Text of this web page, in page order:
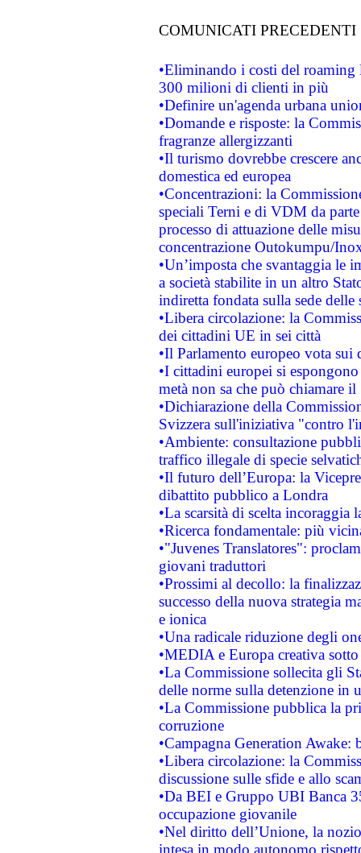
COMUNICATI PRECEDENTI
•Eliminando i costi del roaming
300 milioni di clienti in più
•Definire un'agenda urbana
•Domande e risposte: la
fragranze allergizzanti
•Il turismo dovrebbe crescere
domestica ed europea
•Concentrazioni: la
speciali Terni e di VDM da
processo di attuazione delle
concentrazione Outokumpu/
•Un’imposta che svantaggia le
a società stabilite in un altro
indiretta fondata sulla sede delle
•Libera circolazione: la
dei cittadini UE in sei città
•Il Parlamento europeo vota sui
•I cittadini europei si
metà non sa che può chiamare
•Dichiarazione della
Svizzera sull'iniziativa "contro
•Ambiente: consultazione
traffico illegale di specie
•Il futuro dell’Europa: la
dibattito pubblico a Londra
•La scarsità di scelta
•Ricerca fondamentale: più
•"Juvenes Translatores":
giovani traduttori
•Prossimi al decollo: la
successo della nuova strategia
e ionica
•Una radicale riduzione degli
•MEDIA e Europa creativa
•La Commissione sollecita gli
delle norme sulla detenzione in
•La Commissione pubblica la
corruzione
•Campagna Generation
•Libera circolazione: la
discussione sulle sfide e allo
•Da BEI e Gruppo UBI Banca
occupazione giovanile
•Nel diritto dell’Unione, la
intesa in modo autonomo